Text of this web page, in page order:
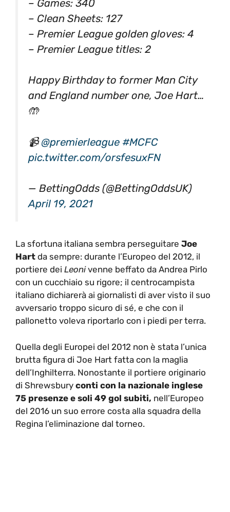
– Games: 340
– Clean Sheets: 127
– Premier League golden gloves: 4
– Premier League titles: 2
Happy Birthday to former Man City
and England number one, Joe Hart…
🤲
📹@premierleague #MCFC
pic.twitter.com/orsfesuxFN
— BettingOdds (@BettingOddsUK)
April 19, 2021
La sfortuna italiana sembra perseguitare Joe
Hart da sempre: durante l’Europeo del 2012, il
portiere dei Leonivenne beffato da Andrea Pirlo
con un cucchiaio su rigore; il centrocampista
italiano dichiarerà ai giornalisti di aver visto il suo
avversario troppo sicuro di sé, e che con il
pallonetto voleva riportarlo con i piedi per terra.
Quella degli Europei del 2012 non è stata l’unica
brutta figura di Joe Hart fatta con la maglia
dell’Inghilterra. Nonostante il portiere originario
di Shrewsbury conti con la nazionale inglese
75 presenze e soli 49 gol subiti, nell’Europeo
del 2016 un suo errore costa alla squadra della
Regina l’eliminazione dal torneo.